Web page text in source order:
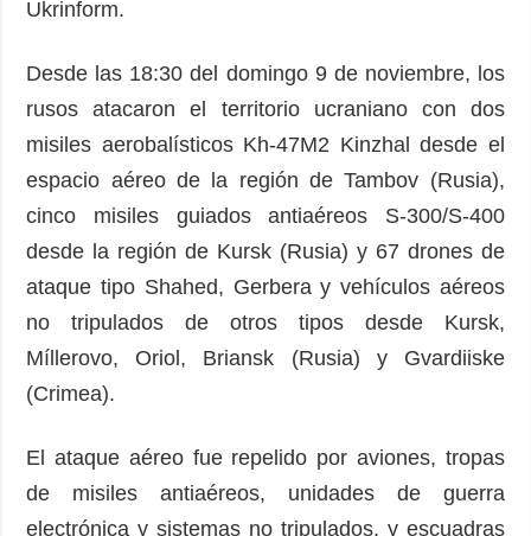
Ukrinform.
Desde las 18:30 del domingo 9 de noviembre, los
rusos atacaron el territorio ucraniano con dos
misiles aerobalísticos Kh-47M2 Kinzhal desde el
espacio aéreo de la región de Tambov (Rusia),
cinco misiles guiados antiaéreos S-300/S-400
desde la región de Kursk (Rusia) y 67 drones de
ataque tipo Shahed, Gerbera y vehículos aéreos
no tripulados de otros tipos desde Kursk,
Míllerovo, Oriol, Briansk (Rusia) y Gvardiiske
(Crimea).
El ataque aéreo fue repelido por aviones, tropas
de misiles antiaéreos, unidades de guerra
electrónica y sistemas no tripulados, y escuadras